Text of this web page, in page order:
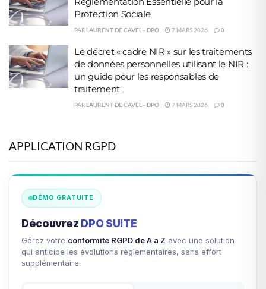
Protection Sociale
PARLAURENT DE CAVEL - DPO 7 MARS 2026 0
Le décret « cadre NIR » sur les traitements
de données personnelles utilisant le NIR :
un guide pour les responsables de
traitement
PARLAURENT DE CAVEL - DPO 7 MARS 2026 0
APPLICATION RGPD
DÉMO GRATUITE
Découvrez DPO SUITE
Gérez votre conformité RGPD de A à Z avec une solution
qui anticipe les évolutions réglementaires, sans effort
supplémentaire.